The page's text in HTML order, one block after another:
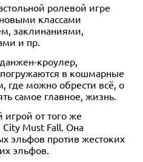
ролевой игре
классами
заклинаниями,
и пр.
кроулер,
в кошмарные
где можно обрести всё, о
самое главное, жизнь.
от того же
City Must Fall. Она
эльфов против жестоких
эльфов.